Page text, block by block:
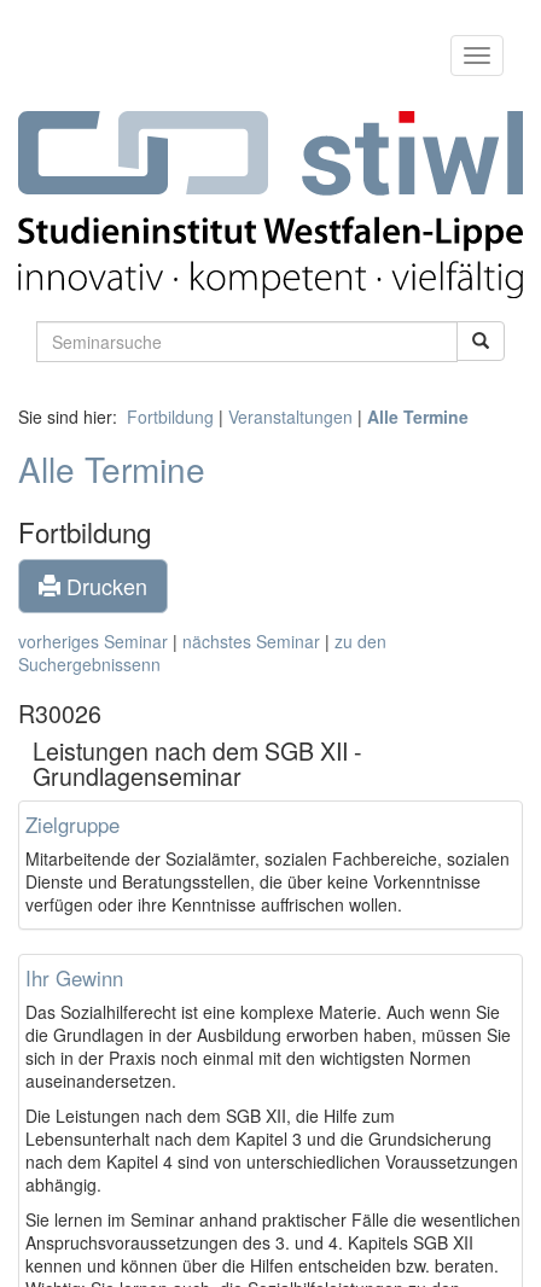
Sie sind hier: Fortbildung | Veranstaltungen | Alle Termine
Alle Termine
Fortbildung
Drucken
vorheriges Seminar | nächstes Seminar | zu den
Suchergebnissenn
R30026
Leistungen nach dem SGB XII -
Grundlagenseminar
Zielgruppe
Mitarbeitende der Sozialämter, sozialen Fachbereiche, sozialen
Dienste und Beratungsstellen, die über keine Vorkenntnisse
verfügen oder ihre Kenntnisse auffrischen wollen.
Ihr Gewinn
Das Sozialhilferecht ist eine komplexe Materie. Auch wenn Sie
die Grundlagen in der Ausbildung erworben haben, müssen Sie
sich in der Praxis noch einmal mit den wichtigsten Normen
auseinandersetzen.
Die Leistungen nach dem SGB XII, die Hilfe zum
Lebensunterhalt nach dem Kapitel 3 und die Grundsicherung
nach dem Kapitel 4 sind von unterschiedlichen Voraussetzungen
abhängig.
Sie lernen im Seminar anhand praktischer Fälle die wesentlichen
Anspruchsvoraussetzungen des 3. und 4. Kapitels SGB XII
kennen und können über die Hilfen entscheiden bzw. beraten.